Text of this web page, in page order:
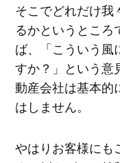
そこでどれだけ我
るかというところ
ば、「こういう風
すか？」という意
動産会社は基本的
はしません。
やはりお客様にも